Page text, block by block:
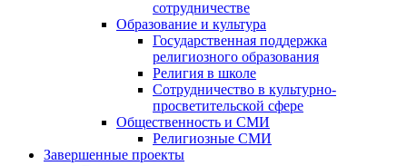
сотрудничестве
Образование и культура
Государственная поддержка
религиозного образования
Религия в школе
Сотрудничество в культурно-
просветительской сфере
Общественность и СМИ
Религиозные СМИ
Завершенные проекты